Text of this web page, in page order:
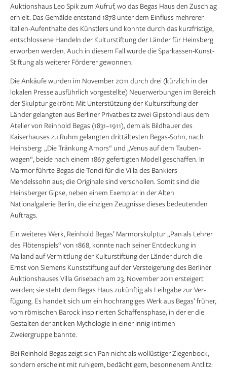
Auktionshaus Leo Spik zum Aufruf, wo das Begas Haus den Zuschlag
erhielt. Das Gemälde entstand 1878 unter dem Einfluss mehrerer
Italien-Aufenthalte des Künstlers und konnte durch das kurzfristige,
entschlossene Handeln der Kulturstiftung der Länder für Heinsberg
erworben werden. Auch in diesem Fall wurde die Sparkassen-Kunst-
Stiftung als weiterer Förderer gewonnen.
Die Ankäufe wurden im November 2011 durch drei (kürzlich in der
lokalen Presse ausführlich vorgestellte) Neuerwerbungen im Bereich
der Skulptur gekrönt: Mit Unterstützung der Kultur­stiftung der
Länder gelangten aus Berliner Privatbesitz zwei Gipstondi aus dem
Atelier von Reinhold Begas (1831–1911), dem als Bildhauer des
Kaiserhauses zu Ruhm gelangten drittältesten Begas-Sohn, nach
Heinsberg: „Die Tränkung Amors“ und „Venus auf dem Tauben­
wagen“, beide nach einem 1867 gefertigten Modell geschaffen. In
Marmor führte Begas die Tondi für die Villa des Bankiers
Mendelssohn aus; die Originale sind verschollen. Somit sind die
Heinsberger Gipse, neben einem Exemplar in der Alten
Nationalgalerie Berlin, die einzigen Zeugnisse dieses bedeutenden
Auftrags.
Ein weiteres Werk, Reinhold Begas’ Marmorskulptur „Pan als Lehrer
des Flöten­spiels“ von 1868, konnte nach seiner Entdeckung in
Mailand auf Vermitt­lung der Kulturstiftung der Länder durch die
Ernst von Siemens Kunststiftung auf der Ver­steigerung des Berliner
Auktionshauses Villa Grisebach am 23. November 2011 er­steigert
werden; sie steht dem Begas Haus zu­künftig als Leihgabe zur Ver­
fügung. Es handelt sich um ein hochrangiges Werk aus Begas’ früher,
vom römischen Barock inspirierten Schaffensphase, in der er die
Gestalten der antiken Mythologie in einer innig-intimen
Zweiergruppe bannte.
Bei Reinhold Begas zeigt sich Pan nicht als wollüstiger Ziegenbock,
sondern er­scheint mit ruhigem, bedächtigem, besonnenem Antlitz: